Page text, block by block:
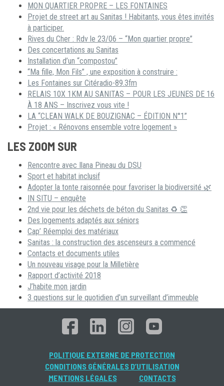
MON QUARTIER PROPRE – LES FONTAINES
Projet de street art au Sanitas ! Habitants, vous êtes invités
à participer.
Rives du Cher : Rdv le 23/06 – “Mon quartier propre”
Des concertations au Sanitas
Installation d’un “compostou”
“Ma fille, Mon Fils” , une exposition à construire :
Les Fontaines sur Citéradio-89.3fm
RELAIS 10X 1KM AU SANITAS – POUR LES JEUNES DE 16
À 18 ANS – Inscrivez vous vite !
LA “CLEAN WALK DE BOUZIGNAC – ÉDITION N°1”
Projet : « Rénovons ensemble votre logement »
LES ZOOM SUR
Rencontre avec Ilana Pineau du DSU
Sport et habitat inclusif
Adopter la tonte raisonnée pour favoriser la biodiversité 🌿
IN SITU – enquête
2nd vie pour les déchets de béton du Sanitas ♻ 👏
Des logements adaptés aux séniors
Cap’ Réemploi des matériaux
Sanitas : la construction des ascenseurs a commencé
Contacts et documents utiles
Un nouveau visage pour la Milletière
Rapport d’activité 2018
J’habite mon jardin
3 questions sur le quotidien d’un surveillant d’immeuble
POLITIQUE EXTERNE DE PROTECTION
CONDITIONS GÉNÉRALES D’UTILISATION
MENTIONS LÉGALES
CONTACTS